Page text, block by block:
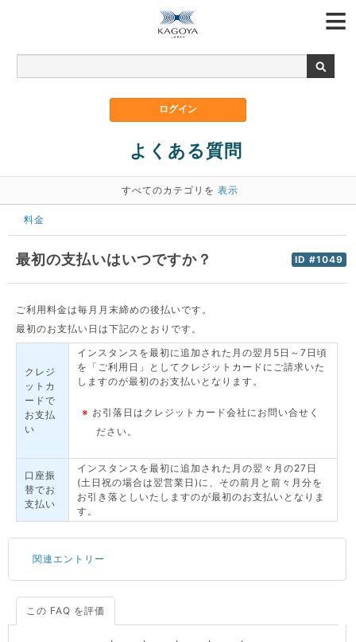
よくある質問
すべてのカテゴリを 表示
料金
ID #1049
最初の支払いはいつですか？
ご利用料金は毎月月末締めの後払いです。
最初のお支払い日は下記のとおりです。
クレジ
ットカ
ードで
お支払
い
インスタンスを最初に追加された月の翌月5日～7日頃
を「ご利用日」としてクレジットカードにご請求いた
しますのが最初のお支払いとなります。
※ お引落日はクレジットカード会社にお問い合せく
ださい。
口座振
替でお
支払い
インスタンスを最初に追加された月の翌々月の27日
(土日祝の場合は翌営業日)に、その前月と前々月分を
お引き落としいたしますのが最初のお支払いとなりま
す。
関連エントリー
サーバーが重いので調査してほしい
この FAQ を評価